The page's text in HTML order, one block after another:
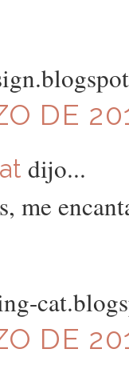
DE
dijo...
me
DE